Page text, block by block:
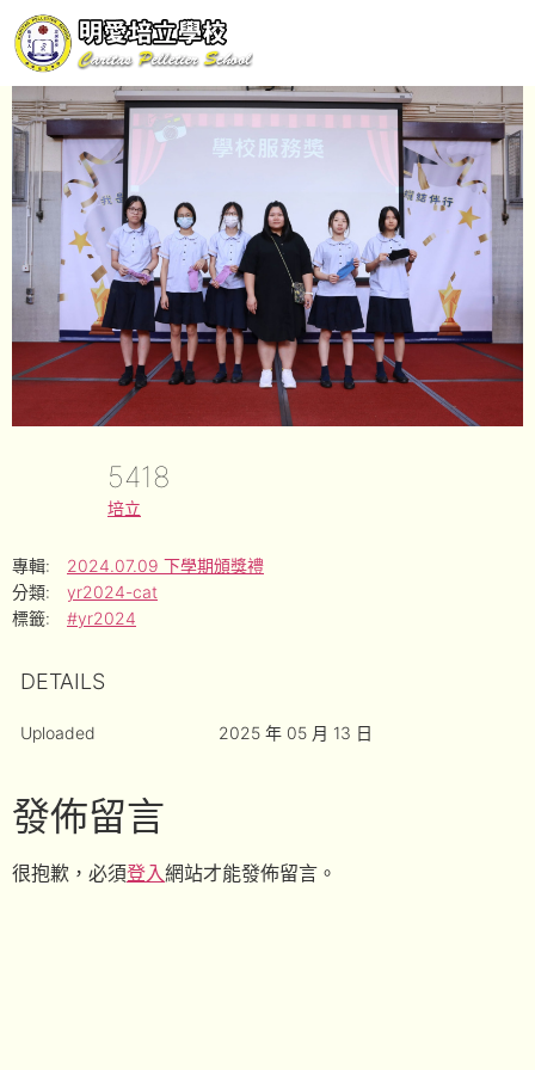
5418
培立
專輯:
2024.07.09 下學期頒獎禮
分類:
yr2024-cat
標籤:
#yr2024
DETAILS
Uploaded 2025 年 05 月 13 日
發佈留言
很抱歉，必須登入網站才能發佈留言。